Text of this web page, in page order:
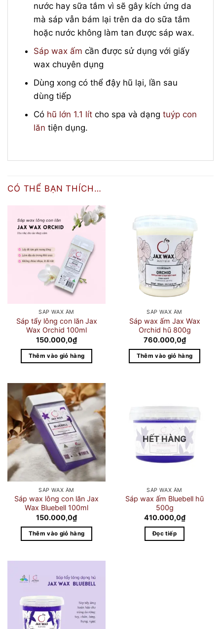
nước hay sữa tắm vì sẽ gây kích ứng da
mà sáp vẫn bám lại trên da do sữa tắm
hoặc nước không làm tan được sáp wax.
Sáp wax ấm cần được sử dụng với giấy
wax chuyên dụng
Dùng xong có thể đậy hũ lại, lần sau
dùng tiếp
Có hũ lớn 1.1 lít cho spa và dạngtuýp con
lăn tiện dụng.
CÓ THỂ BẠN THÍCH…
SÁP WAX ẤM
Sáp tẩy lông con lăn Jax
Wax Orchid 100ml
150.000,0₫
Thêm vào giỏ hàng
SÁP WAX ẤM
Sáp wax ấm Jax Wax
Orchid hũ 800g
760.000,0₫
Thêm vào giỏ hàng
SÁP WAX ẤM
Sáp wax lông con lăn Jax
Wax Bluebell 100ml
150.000,0₫
Thêm vào giỏ hàng
HẾT HÀNG
SÁP WAX ẤM
Sáp wax ấm Bluebell hũ
500g
410.000,0₫
Đọc tiếp